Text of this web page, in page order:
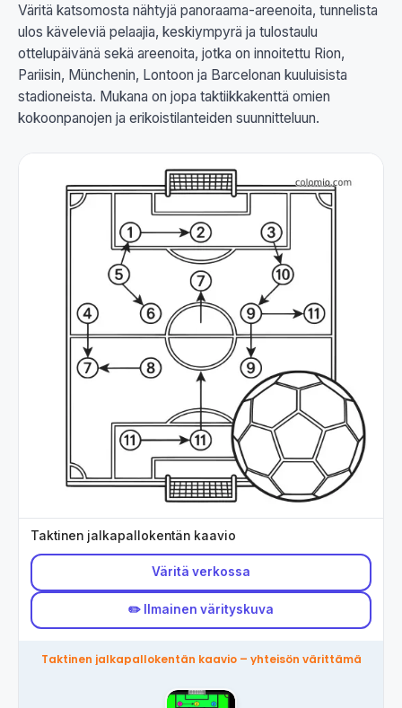
Väritä katsomosta nähtyjä panoraama-areenoita, tunnelista
ulos käveleviä pelaajia, keskiympyrä ja tulostaulu
ottelupäivänä sekä areenoita, jotka on innoitettu Rion,
Pariisin, Münchenin, Lontoon ja Barcelonan kuuluisista
stadioneista. Mukana on jopa taktiikkakenttä omien
kokoonpanojen ja erikoistilanteiden suunnitteluun.
Taktinen jalkapallokentän kaavio
Väritä verkossa
✏️ Ilmainen värityskuva
Taktinen jalkapallokentän kaavio – yhteisön värittämä